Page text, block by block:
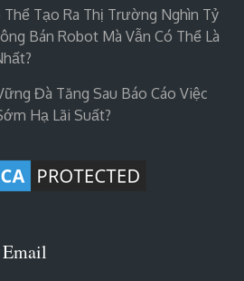
Tạo Ra Thị Trường Nghìn Tỷ
Bán Robot Mà Vẫn Có Thể Là
Đà Tăng Sau Báo Cáo Việc
Hạ Lãi Suất?